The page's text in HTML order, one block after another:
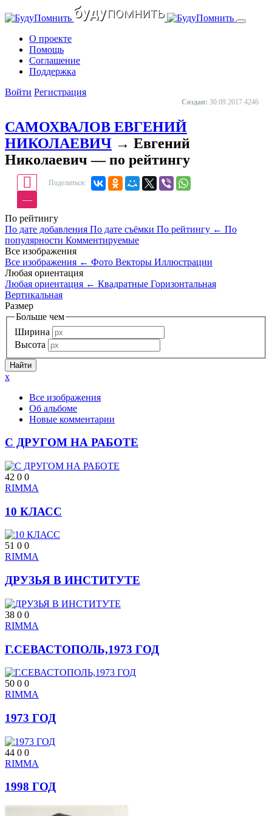
О проекте
Помощь
Cоглашение
Поддержка
Войти Регистрация
Создан: 30.09.2017 4246
САМОХВАЛОВ ЕВГЕНИЙ
НИКОЛАЕВИЧ → Евгений
Николаевич — по рейтингу
—
Поделиться:
По рейтингу
По дате добавления По дате съёмки По рейтингу ← По
популярности Комментируемые
Все изображения
Все изображения ← Фото Векторы Иллюстрации
Любая ориентация
Любая ориентация ← Квадратные Горизонтальная
Вертикальная
Размер
Больше чем
Ширина
Высота
x
Все изображения
Об альбоме
Новые комментарии
С ДРУГОМ НА РАБОТЕ
42 0 0
RIMMA
10 КЛАСС
51 0 0
RIMMA
ДРУЗЬЯ В ИНСТИТУТЕ
38 0 0
RIMMA
Г.СЕВАСТОПОЛЬ,1973 ГОД
50 0 0
RIMMA
1973 ГОД
44 0 0
RIMMA
1998 ГОД